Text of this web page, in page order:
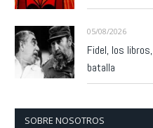
05/08/2026
Fidel, los
batalla
SOBRE NOSOTROS